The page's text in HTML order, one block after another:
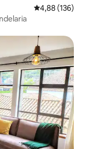
Évaluation
4,88 (136)